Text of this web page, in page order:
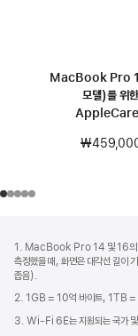
MacBook Pro
모델)를 위한
1. MacBook Pro 14 및 16의 디
측정했을 때, 화면은 대각선 길
좁음).
2. 1GB = 10억 바이트, 1TB = 1
3. Wi-Fi 6E는 지원되는 국가 및